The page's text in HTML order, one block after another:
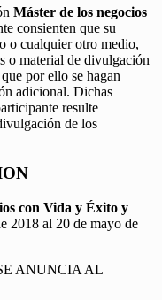
Máster de los negocios
consienten que su
o cualquier otro medio,
o material de divulgación
por ello se hagan
adicional. Dichas
resulte
de los
con Vida y Éxito y
2018 al 20 de mayo de
ANUNCIA AL